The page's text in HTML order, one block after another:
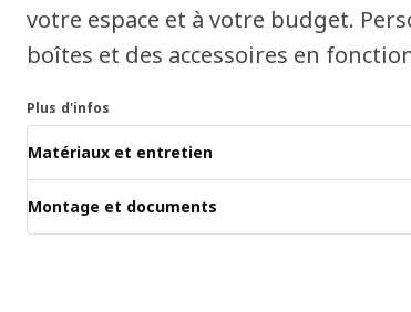
votre espace et à votre budget.
boîtes et des accessoires en
Plus d'infos
Matériaux et entretien
Montage et documents